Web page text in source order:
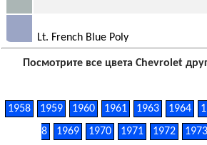
Lt. French Blue Poly
Посмотрите все цвета Chevrolet
1958 1959 1960 1961 1963 1964
8
1969 1970 1971 1972 1973